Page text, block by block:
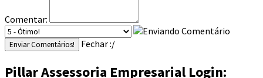
Comentar:
Enviar Comentários! Fechar :/
Pillar Assessoria Empresarial Login: